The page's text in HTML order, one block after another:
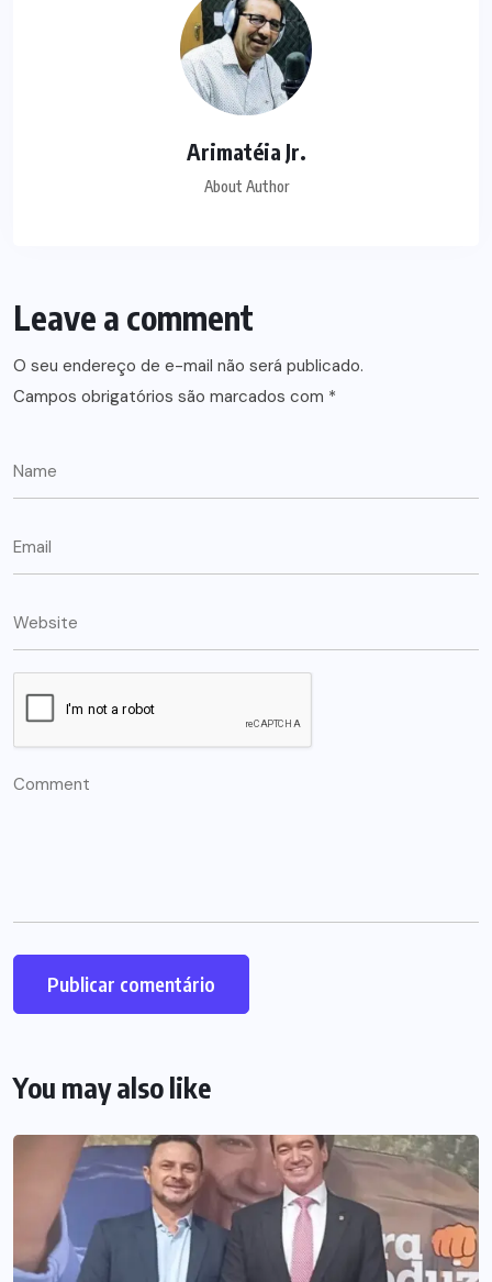
Arimatéia Jr.
About Author
Leave a comment
O seu endereço de e-mail não será publicado.
Campos obrigatórios são marcados com *
You may also like